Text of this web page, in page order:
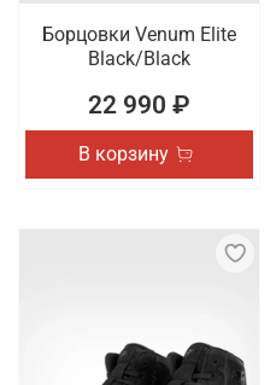
Борцовки Venum Elite
Black/Black
22 990 ₽
В корзину